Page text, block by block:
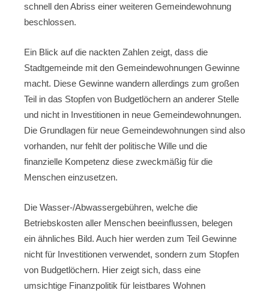
schnell den Abriss einer weiteren Gemeindewohnung
beschlossen.
Ein Blick auf die nackten Zahlen zeigt, dass die
Stadtgemeinde mit den Gemeindewohnungen Gewinne
macht. Diese Gewinne wandern allerdings zum großen
Teil in das Stopfen von Budgetlöchern an anderer Stelle
und nicht in Investitionen in neue Gemeindewohnungen.
Die Grundlagen für neue Gemeindewohnungen sind also
vorhanden, nur fehlt der politische Wille und die
finanzielle Kompetenz diese zweckmäßig für die
Menschen einzusetzen.
Die Wasser-/Abwassergebühren, welche die
Betriebskosten aller Menschen beeinflussen, belegen
ein ähnliches Bild. Auch hier werden zum Teil Gewinne
nicht für Investitionen verwendet, sondern zum Stopfen
von Budgetlöchern. Hier zeigt sich, dass eine
umsichtige Finanzpolitik für leistbares Wohnen